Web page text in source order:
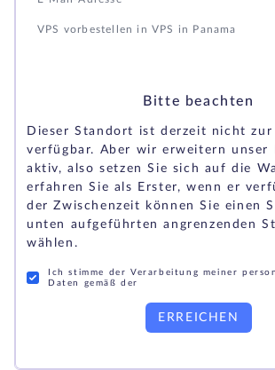
Bitte beachten
Dieser Standort ist derzeit nicht zur
verfügbar. Aber wir erweitern unser
aktiv, also setzen Sie sich auf die
erfahren Sie als Erster, wenn er
der Zwischenzeit können Sie einen
unten aufgeführten angrenzenden
wählen.
Ich stimme der Verarbeitung meiner
Daten gemäß der
ERREICHEN